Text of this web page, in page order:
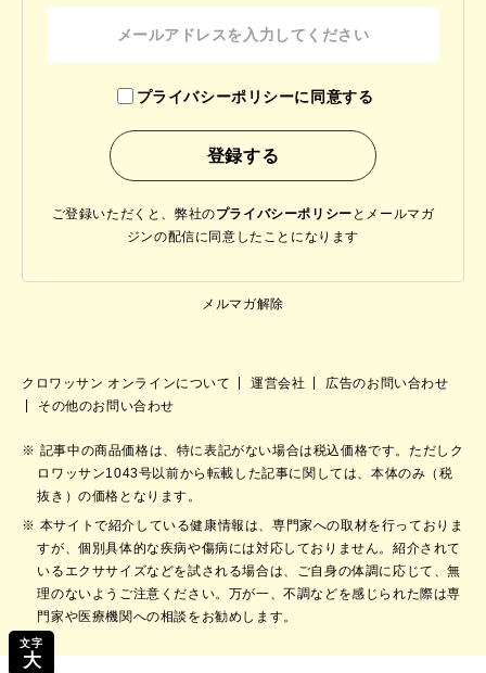
文字
大
プライバシーポリシーに同意する
ご登録いただくと、弊社のプライバシーポリシー と メールマガ
ジンの配信に同意したことになります
メルマガ解除
クロワッサン オンラインについて 運営会社
広告のお問い合わせ
その他のお問い合わせ
記事中の商品価格は、特に表記がない場合は税込価格です。ただしク
ロワッサン1043号以前から転載した記事に関しては、本体のみ（税
抜き）の価格となります。
本サイトで紹介している健康情報は、専門家への取材を行っておりま
すが、個別具体的な疾病や傷病には対応しておりません。紹介されて
いるエクササイズなどを試される場合は、ご自身の体調に応じて、無
理のないようご注意ください。万が一、不調などを感じられた際は専
門家や医療機関への相談をお勧めします。